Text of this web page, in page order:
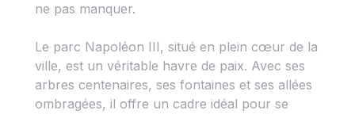
ne pas manquer.
Le parc Napoléon III, situé en plein cœur de la
ville, est un véritable havre de paix. Avec ses
arbres centenaires, ses fontaines et ses allées
ombragées, il offre un cadre idéal pour se